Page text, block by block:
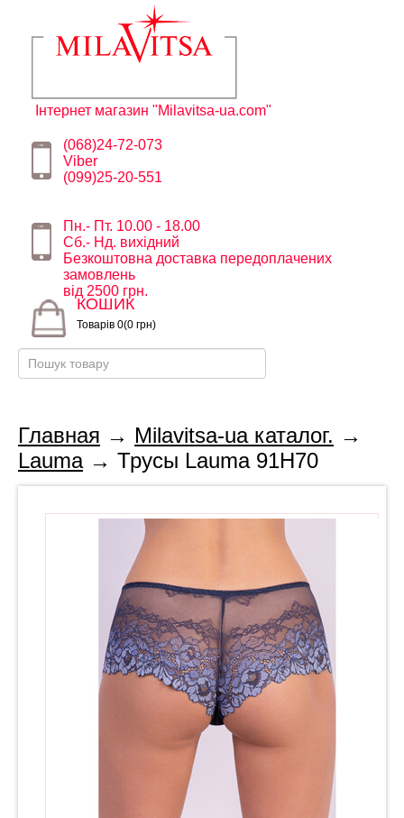
Інтернет магазин "Milavitsa-ua.com"
(068)24-72-073
Viber
(099)25-20-551
Пн.- Пт. 10.00 - 18.00
Сб.- Нд. вихідний
Безкоштовна доставка передоплачених
замовлень
від 2500 грн.
КОШИК
Товарів 0(0 грн)
Главная → Milavitsa-ua каталог. →
Lauma→ Трусы Lauma 91H70